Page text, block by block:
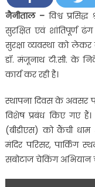
नैनीताल – विश्व
सुरक्षित एवं
सुरक्षा व्यवस्था को
डॉ. मंजूनाथ टी.सी. के
कार्य कर रही है।
स्थापना दिवस के अवसर
विशेष प्रबंध किए गए
(बीडीएस) को कैंची धाम
मंदिर परिसर, पार्किंग
सबोटाज चेकिंग अभियान